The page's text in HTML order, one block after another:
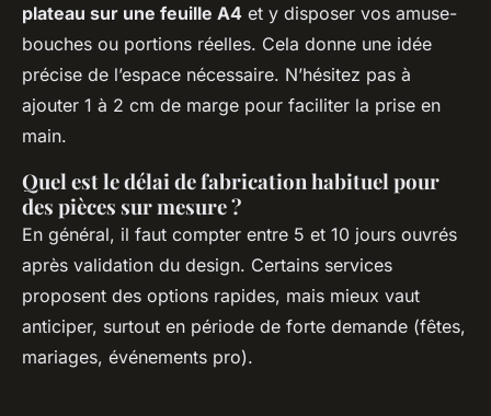
plateau sur une feuille A4 et y disposer vos amuse-
bouches ou portions réelles. Cela donne une idée
précise de l’espace nécessaire. N’hésitez pas à
ajouter 1 à 2 cm de marge pour faciliter la prise en
main.
Quel est le délai de fabrication habituel pour
des pièces sur mesure ?
En général, il faut compter entre 5 et 10 jours ouvrés
après validation du design. Certains services
proposent des options rapides, mais mieux vaut
anticiper, surtout en période de forte demande (fêtes,
mariages, événements pro).